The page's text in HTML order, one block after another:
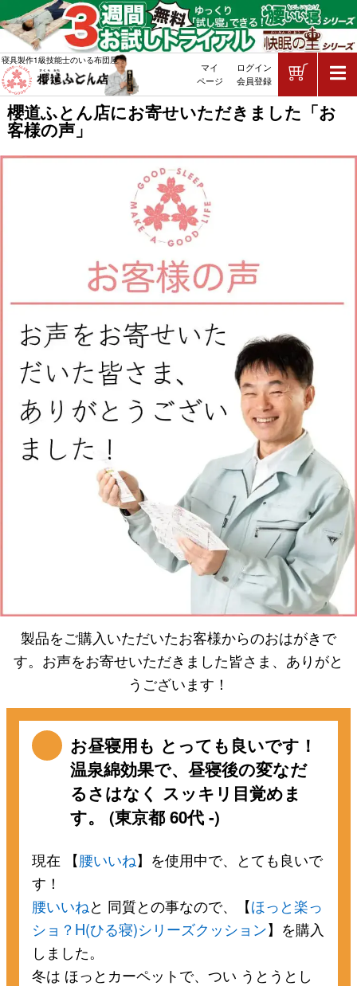
櫻道ふとん店にお寄せいただきました「お
客様の声」
敷布団・掛け布団・羽毛布団・マ
寝具製作1級技能士のいる布団屋
マイ
ページ
ログイン
会員登録
製品をご購入いただいたお客様からのおはがきで
す。お声をお寄せいただきました皆さま、ありがと
うございます！
お昼寝用も とっても良いです！
温泉綿効果で、昼寝後の変なだ
るさはなく スッキリ目覚めま
す。 (東京都 60代 -)
現在 【腰いいね】を使用中で、とても良いで
す！
腰いいねと 同質との事なので、【ほっと楽っ
ショ？H(ひる寝)シリーズクッション】を購入
しました。
冬は ほっとカーペットで、つい うとうとし